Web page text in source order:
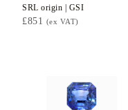
SRL origin | GSI
£851 (ex VAT)